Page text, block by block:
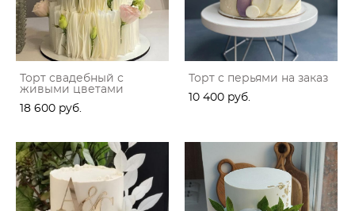
Торт свадебный с
живыми цветами
18 600 pуб.
Торт с перьями на заказ
10 400 pуб.